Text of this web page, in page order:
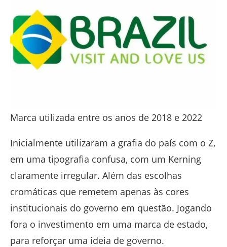
Marca utilizada entre os anos de 2018 e 2022
Inicialmente utilizaram a grafia do país com o Z,
em uma tipografia confusa, com um Kerning
claramente irregular. Além das escolhas
cromáticas que remetem apenas às cores
institucionais do governo em questão. Jogando
fora o investimento em uma marca de estado,
para reforçar uma ideia de governo.